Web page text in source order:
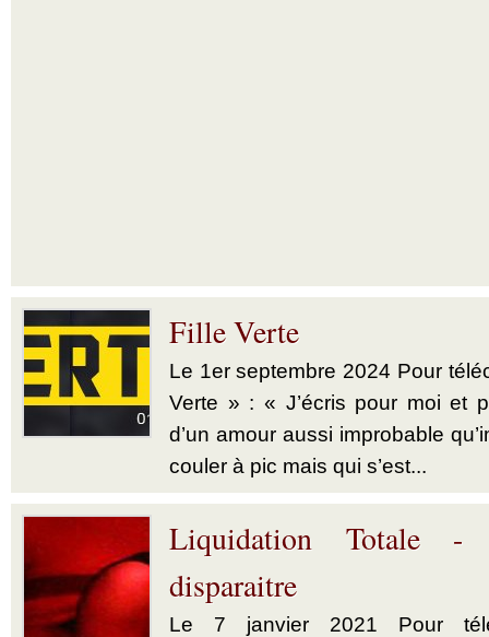
Fille Verte
Le 1er septembre 2024 Pour
Verte » : « J’écris pour moi et
d’un amour aussi improbable
couler à pic mais qui s’est...
Liquidation Totale
disparaitre
Le 7 janvier 2021 Pour